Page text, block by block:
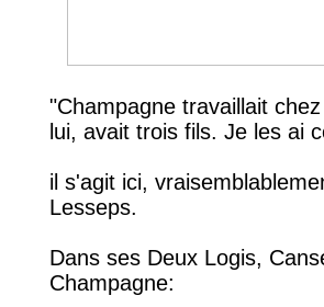
"Champagne travaillait
lui, avait trois fils. Je les ai
il s'agit ici,
Lesseps.
Dans ses Deux Logis,
Champagne: